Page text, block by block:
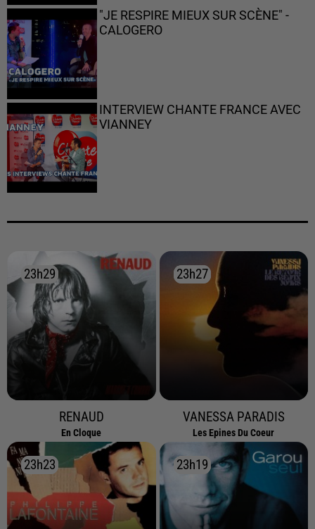
"JE RESPIRE MIEUX SUR SCÈNE" -
CALOGERO
INTERVIEW CHANTE FRANCE AVEC
VIANNEY
23h29
23h29
RENAUD
En Cloque
23h27
23h27
VANESSA PARADIS
Les Epines Du Coeur
23h23
23h23 23h19
23h19